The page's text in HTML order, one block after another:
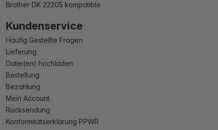
Brother DK 22205 kompatible
Kundenservice
Häufig Gestellte Fragen
Lieferung
Datei(en) hochladen
Bestellung
Bezahlung
Mein Account
Rücksendung
Konformitätserklärung PPWR